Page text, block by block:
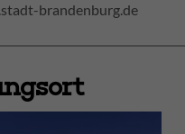
brandenburg.de